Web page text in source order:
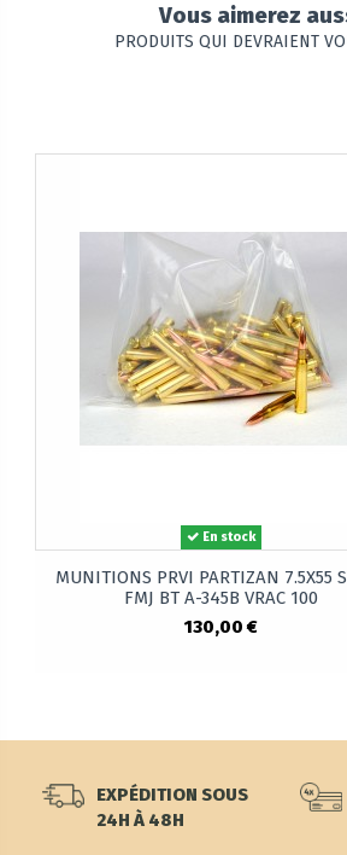
Vous aimerez
PRODUITS QUI DEVRAIENT
En stock
MUNITIONS PRVI PARTIZAN 7.5X55
FMJ BT A-345B VRAC 100
130,00 €
EXPÉDITION SOUS
24H À 48H